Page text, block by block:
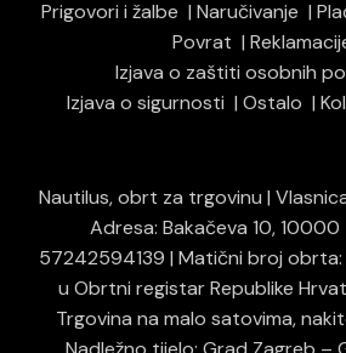
Prigovori i žalbe
Naručivanje
Povrat
Izjava o zaštiti osobnih
Izjava o sigurnosti
Ostalo
Nautilus, obrt za trgovinu |
Adresa: Bakačeva 10, 10000
57242594139 | Matični broj obrta:
u Obrtni registar Republike
Trgovina na malo satovima,